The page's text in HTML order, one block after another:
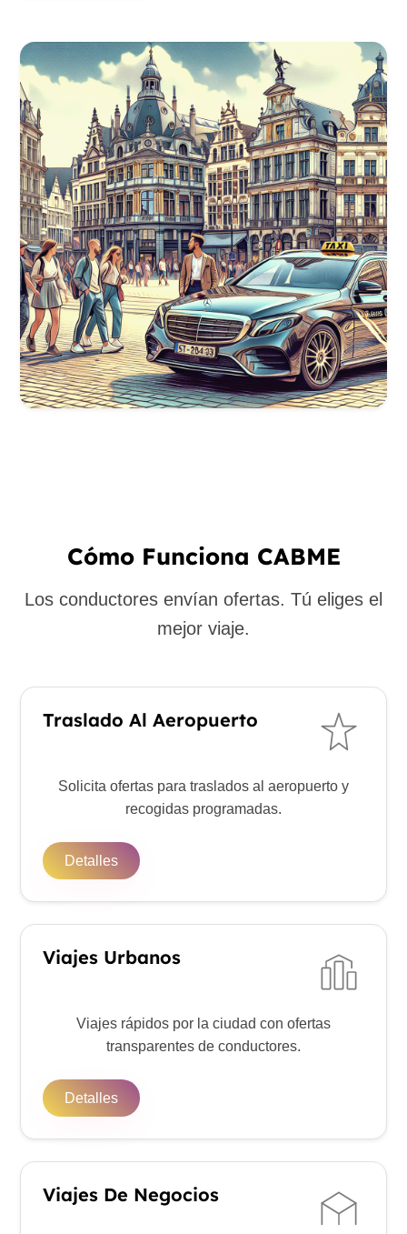
Cómo Funciona CABME
Los conductores envían ofertas. Tú eliges el
mejor viaje.
Traslado Al Aeropuerto
Solicita ofertas para traslados al aeropuerto y
recogidas programadas.
Detalles
Viajes Urbanos
Viajes rápidos por la ciudad con ofertas
transparentes de conductores.
Detalles
Viajes De Negocios